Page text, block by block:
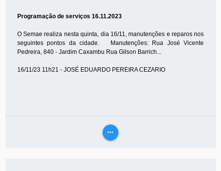
Programação de serviços 16.11.2023
O Semae realiza nesta quinta, dia 16/11, manutenções e reparos nos
seguintes pontos da cidade. Manutenções: Rua José Vicente
Pedreira, 840 - Jardim Caxambu Rua Gilson Barrich...
16/11/23 11h21 - JOSÉ EDUARDO PEREIRA CEZARIO
more_horiz